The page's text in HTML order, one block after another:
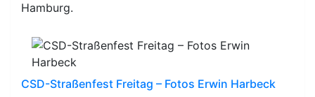
Hamburg.
CSD-Straßenfest Freitag – Fotos Erwin Harbeck